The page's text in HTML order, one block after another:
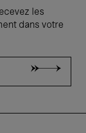
les
dans votre